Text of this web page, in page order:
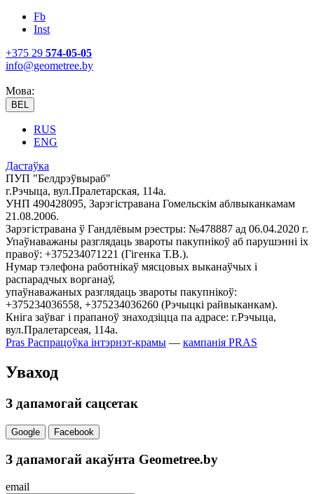
Fb
Inst
+375 29 574-05-05
info@geometree.by
Мова:
BEL
RUS
ENG
Дастаўка
ПУП "Белдрэўвыраб"
г.Рэчыца, вул.Пралетарская, 114а.
УНП 490428095, Зарэгістравана Гомельскім аблвыканкамам
21.08.2006.
Зарэгістравана ў Гандлёвым рэестры: №478887 ад 06.04.2020 г.
Упаўнаважаны разглядаць звароты пакупнікоў аб парушэнні іх
правоў: +375234071221 (Гігенка Т.В.).
Нумар тэлефона работнікаў мясцовых выканаўчых і
распарадчых ворганаў,
упаўнаважаных разглядаць звароты пакупнікоў:
+375234036558, +375234036260 (Рэчыцкі райвыканкам).
Кніга заўваг і прапаноў знаходзіцца па адрасе: г.Рэчыца,
вул.Пралетарсеая, 114а.
Pras Распрацоўка інтэрнэт-крамы — кампанія PRAS
Уваход
З дапамогай сацсетак
Google Facebook
З дапамогай акаўнта Geometree.by
email